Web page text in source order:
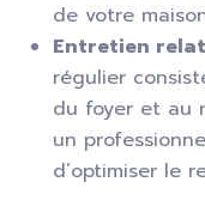
de votre
Entretien
régulier
du foyer et au
un
d’optimiser le